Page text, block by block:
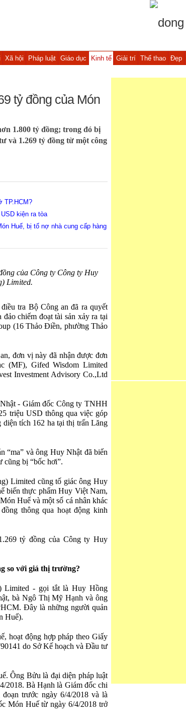
Xã hội Pháp luật Giáo dục Kinh tế Giải trí Thể thao Đẹp
tỷ đồng của Món
1.800 tỷ đồng; trong đó bị
và 1.269 tỷ đồng từ một công
TP.HCM?
kiện ra tòa
Huế, bị tố nợ nhà cung cấp hàng
của Công ty Công ty Huy
Limited.
tra Bộ Công an đã ra quyết
chiếm đoạt tài sản xảy ra tại
(16 Thảo Điền, phường Thảo
đơn vị này đã nhận được đơn
(MF), Gifed Wisdom Limited
Investment Advisory Co.,Ltd
- Giám đốc Công ty TNHH
triệu USD thông qua việc góp
tích 162 ha tại thị trấn Lăng
“ma” và ông Huy Nhật đã biến
cũng bị “bốc hơi”.
Limited cũng tố giác ông Huy
biến thực phẩm Huy Việt Nam,
Huế và một số cá nhân khác
thông qua hoạt động kinh
tỷ đồng của Công ty Huy
so với giá thị trường?
Limited - gọi tắt là Huy Hồng
bà Ngô Thị Mỹ Hạnh và ông
Đây là những người quản
Huế).
hoạt động hợp pháp theo Giấy
do Sở Kế hoạch và Đầu tư
Ông Bửu là đại diện pháp luật
2018. Bà Hạnh là Giám đốc chi
trước ngày 6/4/2018 và là
Món Huế từ ngày 6/4/2018 trở